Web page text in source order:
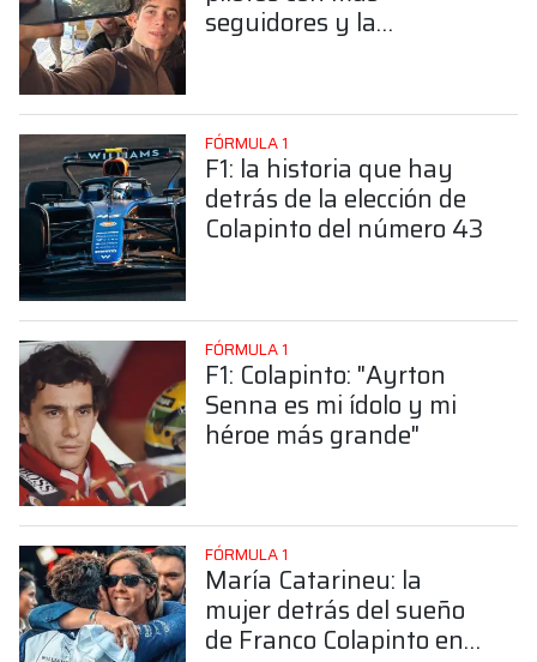
seguidores y la
FÓRMULA 1
F1: la historia que hay
detrás de la elección de
Colapinto del número 43
FÓRMULA 1
F1: Colapinto: "Ayrton
Senna es mi ídolo y mi
héroe más grande"
FÓRMULA 1
María Catarineu: la
mujer detrás del sueño
de Franco Colapinto en